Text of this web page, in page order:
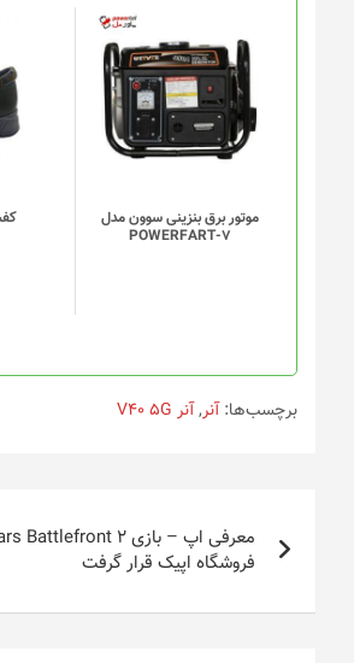
موتور برق بنزینی سوون مدل
POWERFART-7
برچسب‌ها: آنر,آنر V40 5G
نوشتهفروشگاه اپیک قرار گرفت